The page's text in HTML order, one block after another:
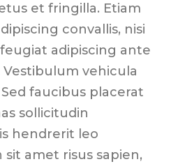
et fringilla. Etiam
convallis, nisi
adipiscing ante
vehicula
faucibus placerat
sollicitudin
hendrerit leo
amet risus sapien,